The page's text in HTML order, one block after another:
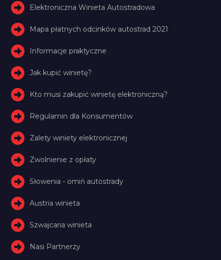
Elektroniczna Winieta Autostradowa
Mapa płatnych odcinków autostrad 2021
Informacje praktyczne
Jak kupić winietę?
Kto musi zakupić winietę elektroniczną?
Regulamin dla Konsumentów
Zalety winiety elektronicznej
Zwolnienie z opłaty
Słowenia - omiń autostrady
Austria winieta
Szwajcaria winieta
Nasi Partnerzy